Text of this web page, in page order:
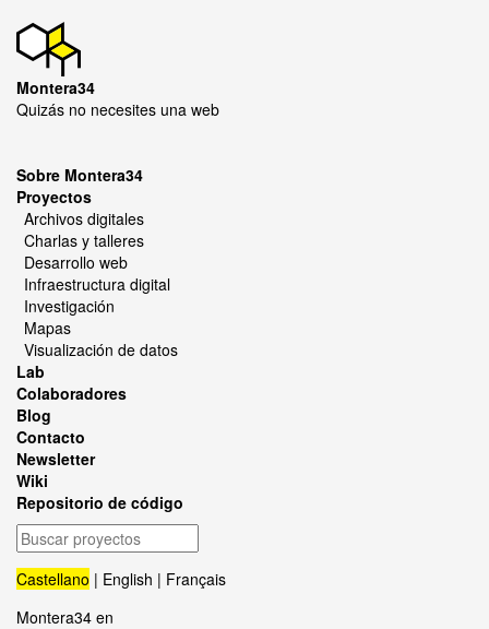
Montera34
Quizás no necesites una web
Sobre Montera34
Proyectos
Archivos digitales
Charlas y talleres
Desarrollo web
Infraestructura digital
Investigación
Mapas
Visualización de datos
Lab
Colaboradores
Blog
Contacto
Newsletter
Wiki
Repositorio de código
Buscar
proyectos
Castellano
English
Français
Montera34 en